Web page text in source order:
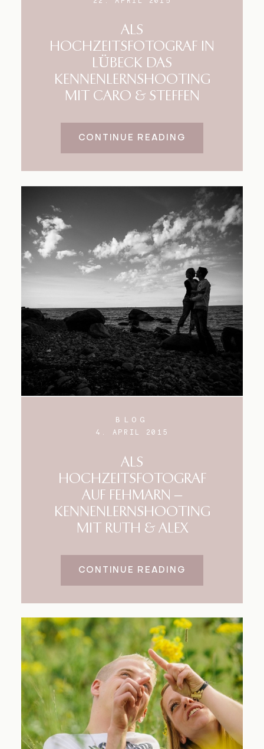
ALS
HOCHZEITSFOTOGRAF IN
LÜBECK DAS
KENNENLERNSHOOTING
MIT CARO & STEFFEN
CONTINUE READING
BLOG
4. APRIL 2015
ALS
HOCHZEITSFOTOGRAF
AUF FEHMARN –
KENNENLERNSHOOTING
MIT RUTH & ALEX
CONTINUE READING